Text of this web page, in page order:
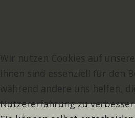
Wir nutzen Cookies auf
ihnen sind essenziell für den
Nutzererfahrung zu